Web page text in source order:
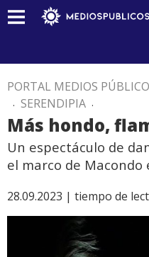
PORTAL MEDIOS
. SERENDIPIA .
Más hondo,
Un espectáculo de
el marco de Macondo
28.09.2023 | tiempo de